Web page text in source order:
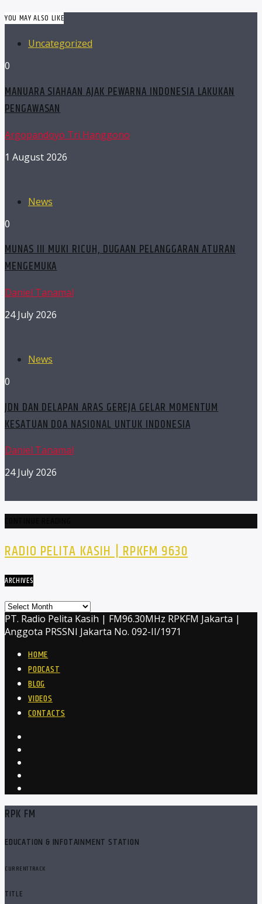
YOU MAY ALSO LIKE
Uncategorized
0
MANUARA SIAHAAN AJAK PEWARNA INDONESIA LAKUKAN
PENGAWASAN
Argopandoyo Tri Hanggono
1 August 2026
News
0
MUNAS III MUKI RICUH, DUGAAN PELANGGARAN ATURAN
MENGEMUKA
Daniel Tanamal
24 July 2026
News
0
JDN DAN DELAPAN ARAS GEREJA GELAR MOMENTUM
KESATUAN DOA NASIONAL UNTUK INDONESIA
Daniel Tanamal
24 July 2026
RADIO PELITA KASIH | RPKFM 9630
ARCHIVES
Archives
PT. Radio Pelita Kasih | FM96.30MHz RPKFM Jakarta |
Anggota PRSSNI Jakarta No. 092-II/1971
HOME
PODCAST
BLOG
VIDEOS
CONTACTS
RPK FM
EDUCATION & INFOTAINMENT STATION
CURRENT TRACK
TITLE